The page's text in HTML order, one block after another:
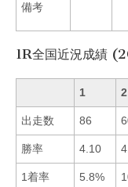
備考
1R全国近況成績
1 2
出走数 86
勝率 4.10
1着率 5.8%